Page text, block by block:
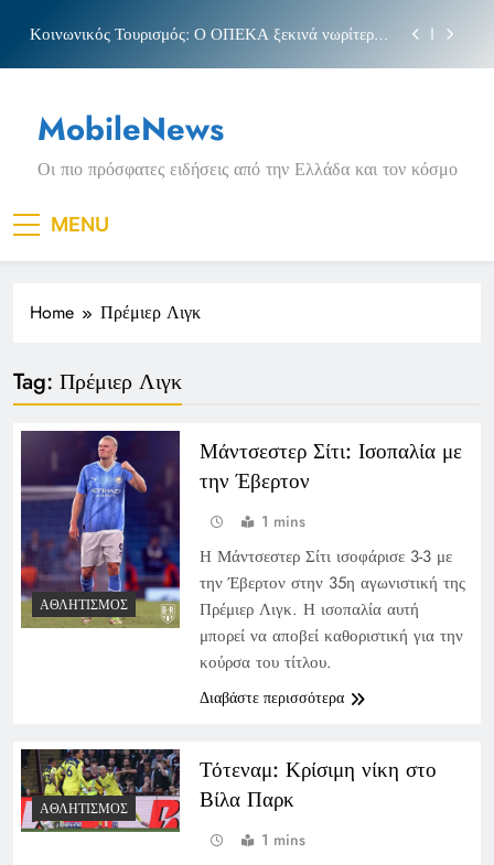
content
Κοινωνικός Τουρισμός: Ο ΟΠΕΚΑ ξεκινά νωρίτερα
Νέα Κρήτη: Σαρακήνικο και η φράση «Κρήτη
ΟΦΗ»
Πριγκιπάτο Στάδιο
Κοινωνικός Τουρισμός: Ο ΟΠΕΚΑ ξεκινά νωρίτερα
τις αιτήσεις
Μπέσσυ αργυράκη
Νέα Κρήτη: Σαρακήνικο και η φράση «Κρήτη
MobileNews
Οι πιο πρόσφατες ειδήσεις από την Ελλάδα και τον κόσμο
MENU
Home Πρέμιερ Λιγκ
Tag: Πρέμιερ Λιγκ
ΑΘΛΗΤΙΣΜΌΣ
Μάντσεστερ Σίτι: Ισοπαλία με
την Έβερτον
1 mins
Η Μάντσεστερ Σίτι ισοφάρισε 3-3 με
την Έβερτον στην 35η αγωνιστική της
Πρέμιερ Λιγκ. Η ισοπαλία αυτή
μπορεί να αποβεί καθοριστική για την
κούρσα του τίτλου.
Διαβάστε περισσότερα
ΑΘΛΗΤΙΣΜΌΣ
Τότεναμ: Κρίσιμη νίκη στο
Βίλα Παρκ
1 mins